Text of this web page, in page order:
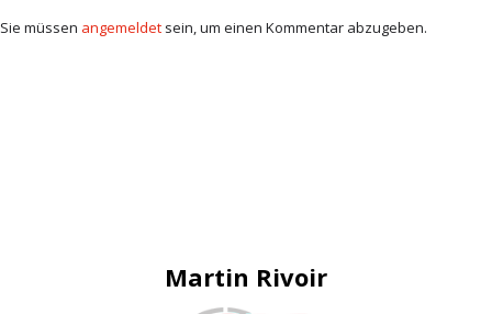
Sie müssen angemeldet sein, um einen Kommentar abzugeben.
Martin Rivoir